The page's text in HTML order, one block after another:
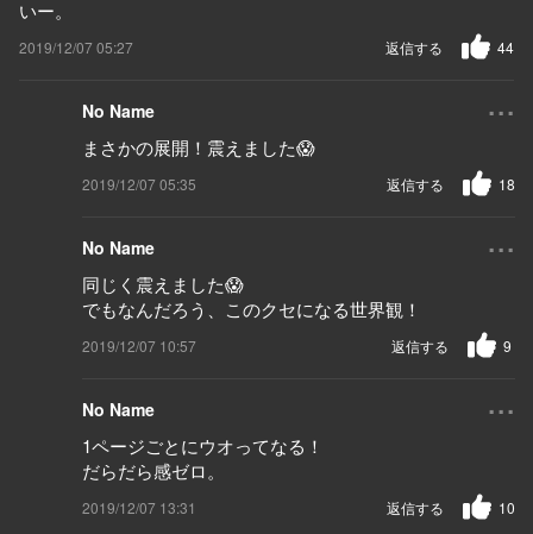
いー。
2019/12/07 05:27 44
返信する
No Name ...
まさかの展開！震えました😱
2019/12/07 05:35 18
返信する
No Name ...
同じく震えました😱
でもなんだろう、このクセになる世界観！
2019/12/07 10:57 9
返信する
No Name ...
1ページごとにウオってなる！
だらだら感ゼロ。
2019/12/07 13:31 10
返信する